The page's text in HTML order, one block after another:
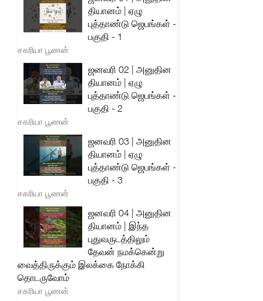
தியானம் | ஏழு
புத்தாண்டு ஜெபங்கள் -
பகுதி - 1
சகரியா பூணன்
ஜனவரி 02 | அனுதின
தியானம் | ஏழு
புத்தாண்டு ஜெபங்கள் -
பகுதி - 2
சகரியா பூணன்
ஜனவரி 03 | அனுதின
தியானம் | ஏழு
புத்தாண்டு ஜெபங்கள் -
பகுதி - 3
சகரியா பூணன்
ஜனவரி 04 | அனுதின
தியானம் | இந்த
புதுவருடத்திலும்
தேவன் நமக்கென்று
வைத்திருக்கும் இலக்கை நோக்கி
தொடருவோம்
சகரியா பூணன்